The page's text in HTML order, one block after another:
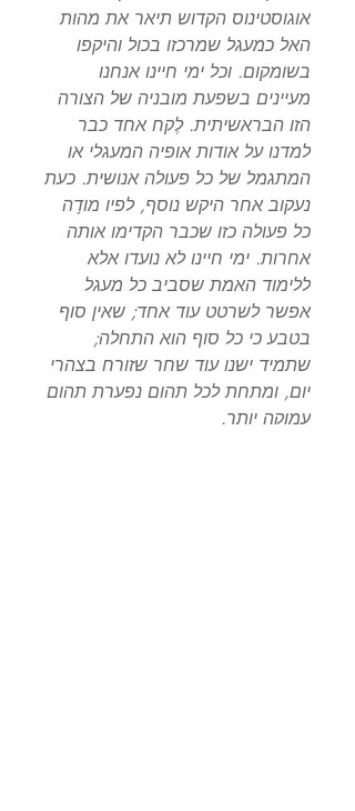
אוגוסטינוס הקדוש תיאר את מהות
האל כמעגל שמרכזו בכול והיקפו
בשומקום. וכל ימי חיינו אנחנו
מעיינים בשפעת מובניה של הצורה
הזו הבראשיתית. לֶקח אחד כבר
למדנו על אודות אופיה המעגלי או
המתגמל של כל פעולה אנושית. כעת
נעקוב אחר היקש נוסף, לפיו מודָה
כל פעולה כזו שכבר הקדימו אותה
אחרות. ימי חיינו לא נועדו אלא
ללימוד האמת שסביב כל מעגל
אפשר לשרטט עוד אחד; שאין סוף
בטבע כי כל סוף הוא התחלה;
שתמיד ישנו עוד שחר שזורח בצהרי
יום, ומתחת לכל תהום נפערת תהום
עמוקה יותר.